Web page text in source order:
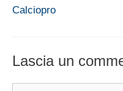
Calciopro
Lascia un